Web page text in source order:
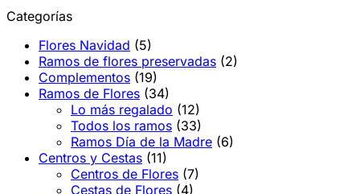
Categorías
Flores Navidad (5)
Ramos de flores preservadas (2)
Complementos (19)
Ramos de Flores (34)
Lo más regalado (12)
Todos los ramos (33)
Ramos Día de la Madre (6)
Centros y Cestas (11)
Centros de Flores (7)
Cestas de Flores (4)